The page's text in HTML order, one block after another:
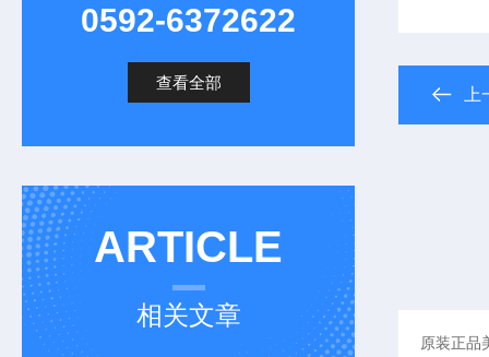
0592-6372622
查看全部
ARTICLE
相关文章